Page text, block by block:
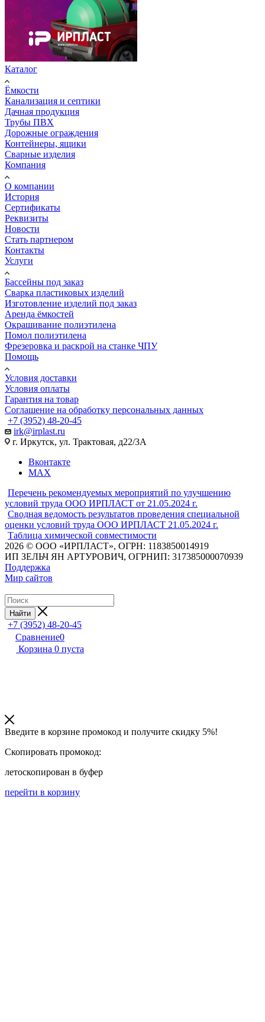
Каталог
Ёмкости
Канализация и септики
Дачная продукция
Трубы ПВХ
Дорожные ограждения
Контейнеры, ящики
Сварные изделия
Компания
О компании
История
Сертификаты
Реквизиты
Новости
Стать партнером
Контакты
Услуги
Бассейны под заказ
Сварка пластиковых изделий
Изготовление изделий под заказ
Аренда ёмкостей
Окрашивание полиэтилена
Помол полиэтилена
Фрезеровка и раскрой на станке ЧПУ
Помощь
Условия доставки
Условия оплаты
Гарантия на товар
Соглашение на обработку персональных данных
+7 (3952) 48-20-45
irk@irplast.ru
г. Иркутск, ул. Трактовая, д22/3А
Вконтакте
MAX
Перечень рекомендуемых мероприятий по улучшению
условий труда ООО ИРПЛАСТ от 21.05.2024 г.
Сводная ведомость результатов проведения специальной
оценки условий труда ООО ИРПЛАСТ 21.05.2024 г.
Таблица химической совместимости
2026 © ООО «ИРПЛАСТ», ОГРН: 1183850014919
ИП ЗЕЛЬЧ ЯН АРТУРОВИЧ, ОГРНИП: 317385000070939
Поддержка
Мир сайтов
Найти
+7 (3952) 48-20-45
Сравнение0
Корзина 0 пуста
Введите в корзине промокод и получите скидку 5%!
Скопировать промокод:
летоскопирован в буфер
перейти в корзину